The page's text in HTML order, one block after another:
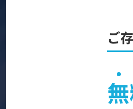
ご